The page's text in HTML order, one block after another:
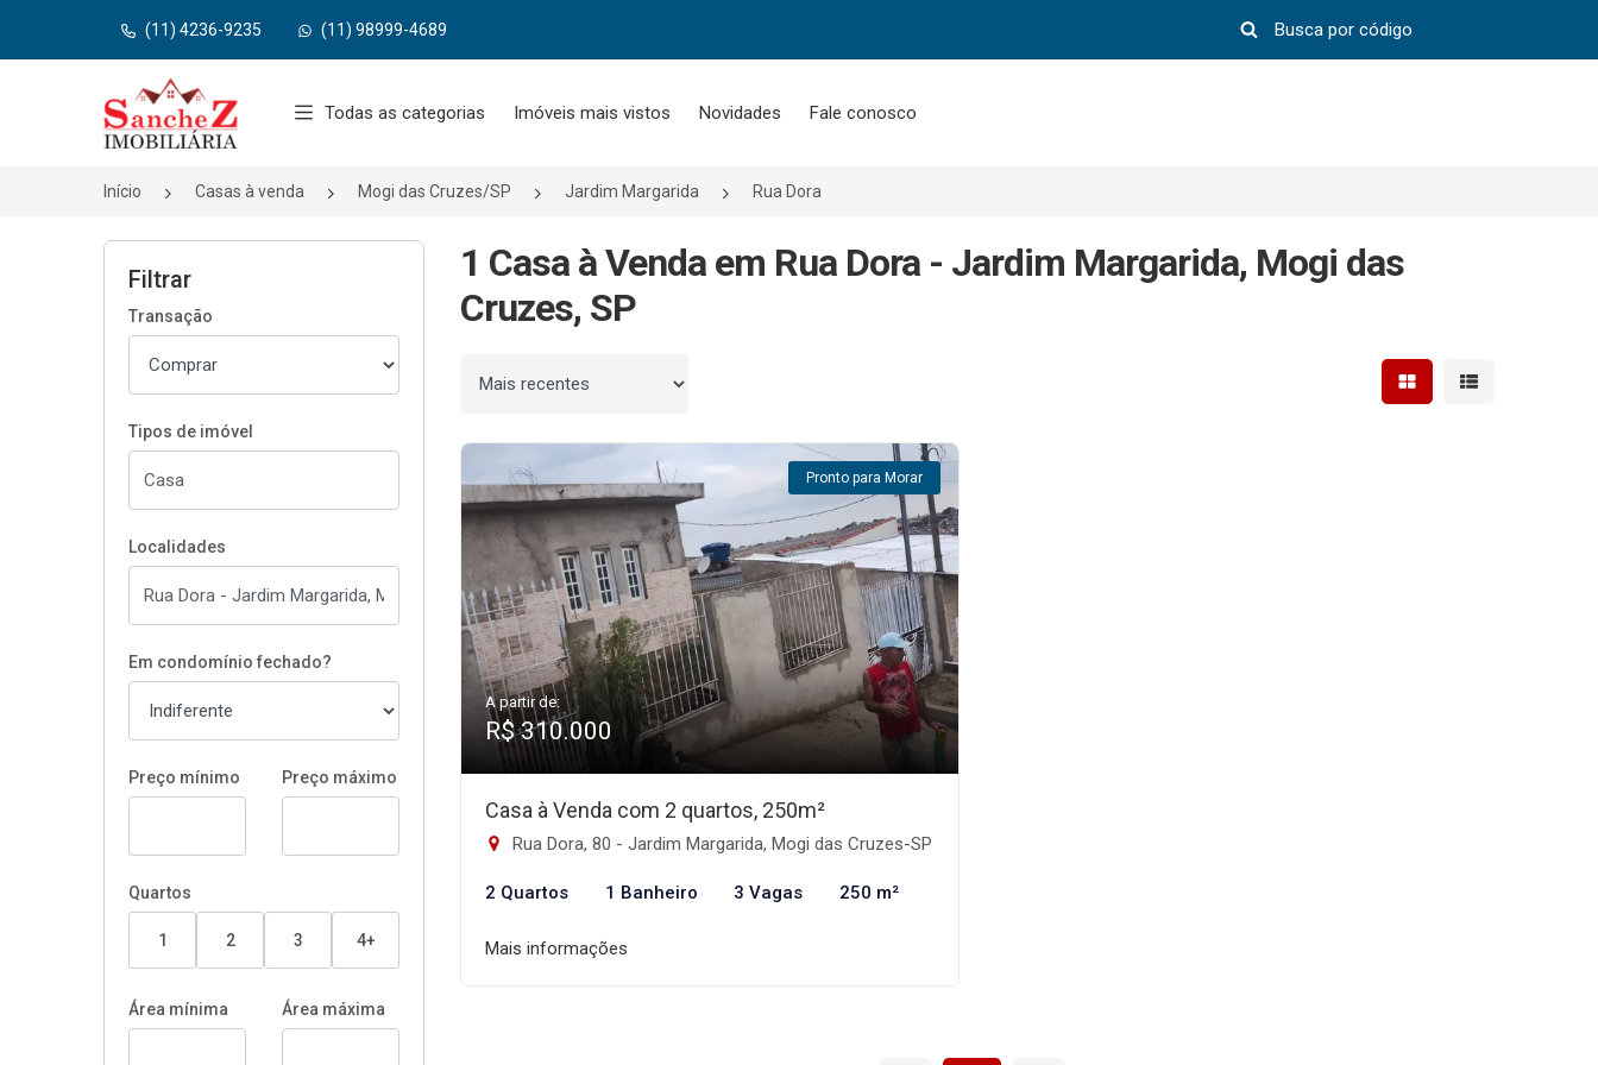
(11) 4236-9235 (11) 98999-4689
Página inicial
Todas as categorias Imóveis mais vistos Novidades Fale conosco
Início Casas à venda Mogi das Cruzes/SP Jardim Margarida Rua Dora
Filtrar
Transação
Tipos de imóvel
Localidades
Em condomínio fechado?
Preço mínimo Preço máximo
Quartos
1 2 3 4+
Área mínima Área máxima
1 Casa à Venda em Rua Dora - Jardim Margarida, Mogi das
Cruzes, SP
Ordenar por Mostrar resultados em
Mostrar
Pronto para Morar
A partir de:
R$ 310.000
Casa à Venda com 2 quartos, 250m²
Rua Dora, 80 - Jardim Margarida, Mogi das Cruzes-SP
2 Quartos 1 Banheiro 3 Vagas 250 m²
Mais informações